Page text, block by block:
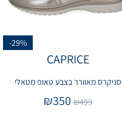
-29%
CAPRICE
סניקרס מאוורר בצבע טאופ מטאלי
₪499
₪350